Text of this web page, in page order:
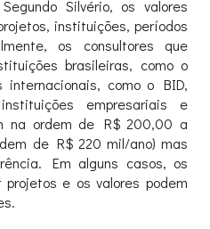
Silvério, os valores
instituições, períodos
os consultores que
brasileiras, como o
internacionais, como o BID,
empresariais e
na ordem de R$ 200,00 a
de R$ 220 mil/ano) mas
Em alguns casos, os
e os valores podem